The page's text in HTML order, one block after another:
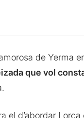
de Yerma
que vol
el d’abordar